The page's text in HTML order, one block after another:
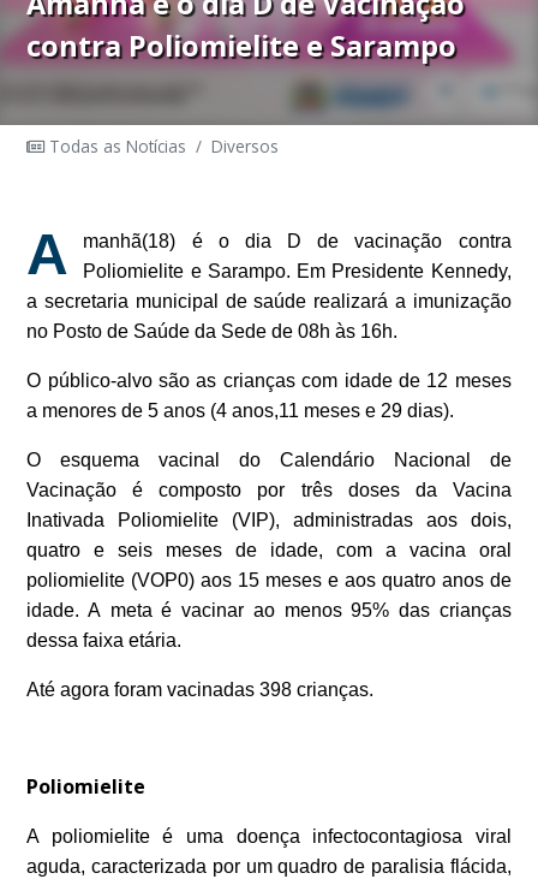
contra Poliomielite e Sarampo
Todas as Notícias / Diversos
A
manhã(18) é o dia D de vacinação contra
Poliomielite e Sarampo. Em Presidente Kennedy,
a secretaria municipal de saúde realizará a imunização
no Posto de Saúde da Sede de 08h às 16h.
O público-alvo são as crianças com idade de 12 meses
a menores de 5 anos (4 anos,11 meses e 29 dias).
O esquema vacinal do Calendário Nacional de
Vacinação é composto por três doses da Vacina
Inativada Poliomielite (VIP), administradas aos dois,
quatro e seis meses de idade, com a vacina oral
poliomielite (VOP0) aos 15 meses e aos quatro anos de
idade. A meta é vacinar ao menos 95% das crianças
dessa faixa etária.
Até agora foram vacinadas 398 crianças.
Poliomielite
A poliomielite é uma doença infectocontagiosa viral
aguda, caracterizada por um quadro de paralisia flácida,